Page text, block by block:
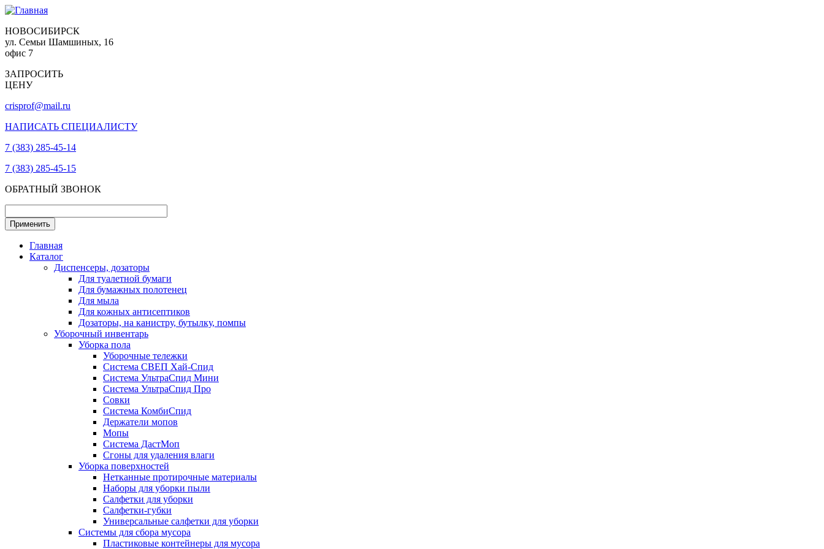
НОВОСИБИРСК
ул. Семьи Шамшиных, 16
офис 7
ЗАПРОСИТЬ
ЦЕНУ
crisprof@mail.ru
НАПИСАТЬ СПЕЦИАЛИСТУ
7 (383) 285-45-14
7 (383) 285-45-15
ОБРАТНЫЙ ЗВОНОК
Главная
Каталог
Диспенсеры, дозаторы
Для туалетной бумаги
Для бумажных полотенец
Для мыла
Для кожных антисептиков
Дозаторы, на канистру, бутылку, помпы
Уборочный инвентарь
Уборка пола
Уборочные тележки
Система СВЕП Хай-Спид
Система УльтраСпид Мини
Система УльтраСпид Про
Совки
Система КомбиСпид
Держатели мопов
Мопы
Система ДастМоп
Сгоны для удаления влаги
Уборка поверхностей
Нетканные протирочные материалы
Наборы для уборки пыли
Салфетки для уборки
Салфетки-губки
Универсальные салфетки для уборки
Системы для сбора мусора
Пластиковые контейнеры для мусора